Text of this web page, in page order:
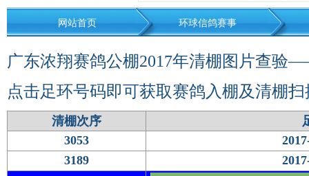
网站首页 环球信鸽赛事
广东浓翔赛鸽公棚2017年清棚图片查验
点击足环号码即可获取赛鸽入棚及清棚
清棚次序
3053
3189